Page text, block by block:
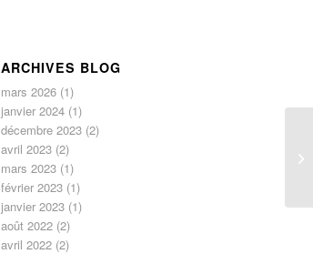
ARCHIVES BLOG
mars 2026 (1)
janvier 2024 (1)
décembre 2023 (2)
avril 2023 (2)
mars 2023 (1)
février 2023 (1)
janvier 2023 (1)
août 2022 (2)
avril 2022 (2)